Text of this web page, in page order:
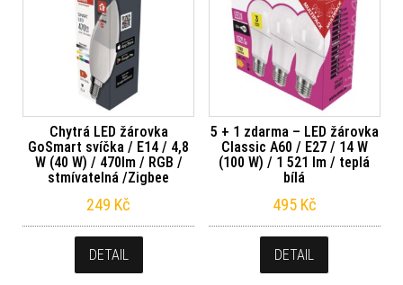
Chytrá LED žárovka
GoSmart svíčka / E14 / 4,8
W (40 W) / 470lm / RGB /
stmívatelná /Zigbee
249 Kč
DETAIL
5 + 1 zdarma – LED žárovka
Classic A60 / E27 / 14 W
(100 W) / 1 521 lm / teplá
bílá
495 Kč
DETAIL